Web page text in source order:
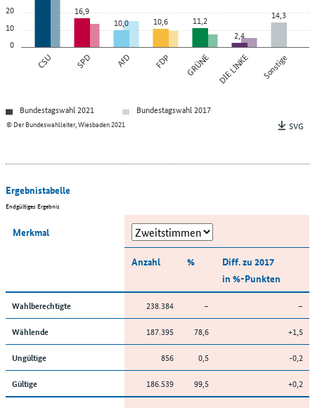
0
10
20
CSU SPD AfD FDP GRÜNE DIE LINKE Sonstige
16,9
10,0
10,6
11,2
2,4
14,3
© Der Bundeswahlleiter, Wiesbaden 2021
Bundestagswahl 2021
Bundestagswahl 2017
SVG
Ergebnistabelle
Endgültiges Ergebnis
Merkmal
Anzahl %
Diff. zu 2017
in %-Punkten
Wahlberechtigte 238.384 – –
Wählende 187.395 78,6 +1,5
Ungültige 856 0,5 -0,2
Gültige 186.539 99,5 +0,2